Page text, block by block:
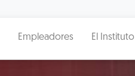
Empleadores El Instituto